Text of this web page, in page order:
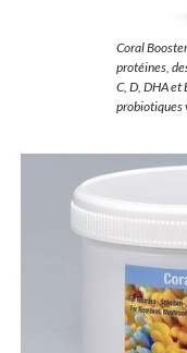
Coral
protéines,
C, D, DHA et
probiotiques